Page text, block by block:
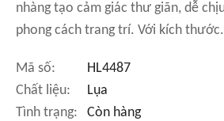
nhàng tạo cảm giác thư giãn, dễ
phong cách trang trí. Với kích
Mã số:
HL4487
Chất liệu:
Lụa
Tình trạng:
Còn hàng